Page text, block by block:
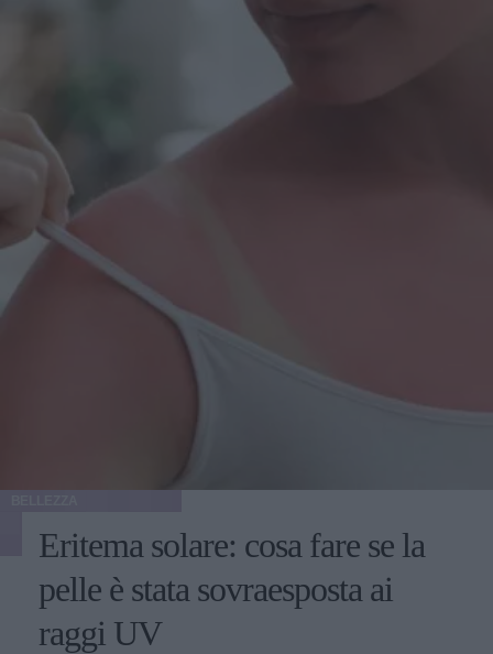
Eritema solare: cosa fare se la
pelle è stata sovraesposta ai
raggi UV